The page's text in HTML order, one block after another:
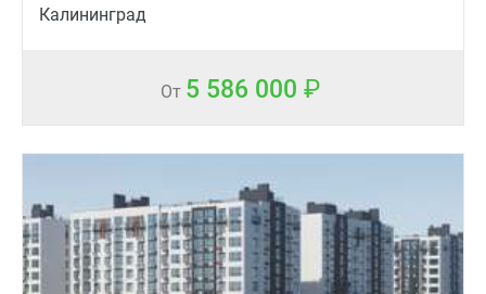
Калининград
От 5 586 000